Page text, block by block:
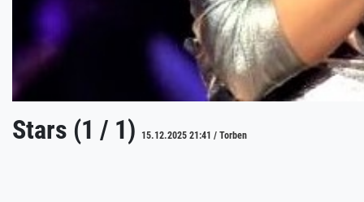
Stars (1 / 1) 15.12.2025 21:41 / Torben